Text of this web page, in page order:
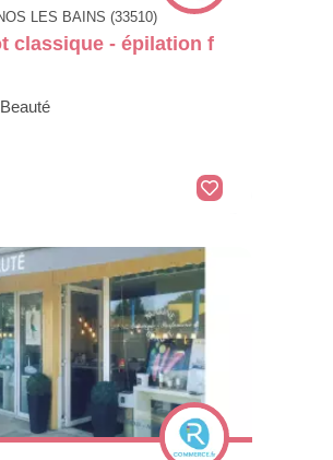
LES BAINS (33510)
classique - épilation f